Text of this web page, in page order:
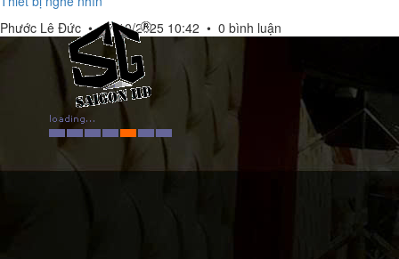
Phước Lê Đức •17/10/2025 10:42 • 0 bình luận